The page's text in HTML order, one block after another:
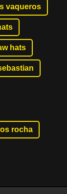
vaqueros
hats
rocha